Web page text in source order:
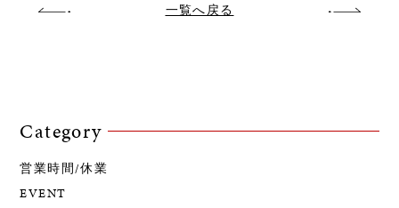
一覧へ戻る
Category
営業時間/休業
EVENT